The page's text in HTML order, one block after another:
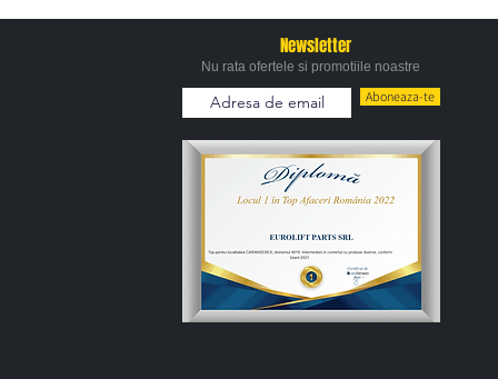
Newsletter
Nu rata ofertele si promotiile noastre
Aboneaza-te